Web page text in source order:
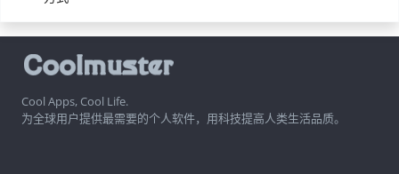
Cool Apps, Cool Life.
为全球用户提供最需要的个人软件，用科技提高人类生活品质。